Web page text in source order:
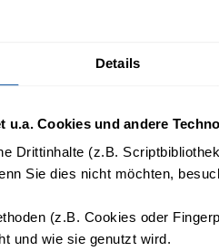
Details
u.a. Cookies und andere
Drittinhalte (z.B.
Sie dies nicht möchten,
(z.B. Cookies oder
und wie sie genutzt wird.
Wismar
Kapazität:
22